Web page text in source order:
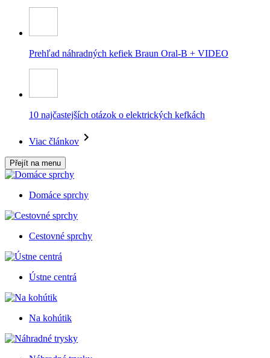
Prehľad náhradných kefiek Braun Oral-B + VIDEO
10 najčastejších otázok o elektrických kefkách
Viac článkov
Přejít na menu
Domáce sprchy
Cestovné sprchy
Ústne centrá
Na kohútik